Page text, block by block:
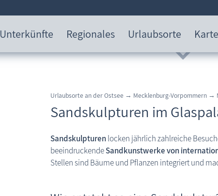
Unterkünfte Regionales Urlaubsorte
Urlaubsorte an der Ostsee → Mecklenburg-Vorpommern →
Sandskulpturen im
Sandskulpturenlocken jährlich zahlreiche
beeindruckendeSandkunstwerke von
Stellen sind Bäume und Pflanzen integriert und